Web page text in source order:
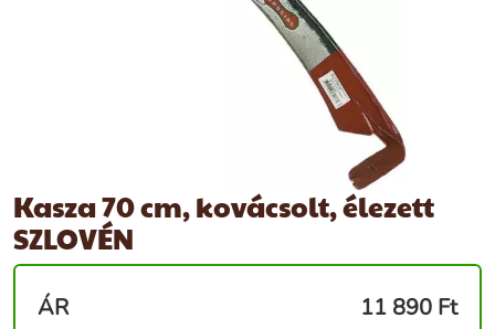
Kasza 70 cm, kovácsolt, élezett
SZLOVÉN
ÁR 11 890 Ft